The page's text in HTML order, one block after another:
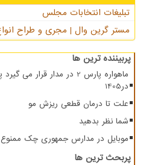
تبلیغات انتخابات مجلس
مستر گرین وال | مجری و طراح
پربیننده ترین ها
ماهواره پارس 2 در مدار
در1405
علت تا درمان قطعی ریزش مو
شما نظر بدهید
موبایل در مدارس جمهوری چک
پربحث ترین ها